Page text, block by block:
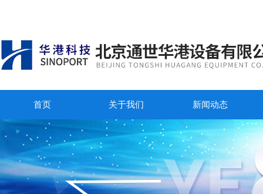
首页 关于我们 新闻动态